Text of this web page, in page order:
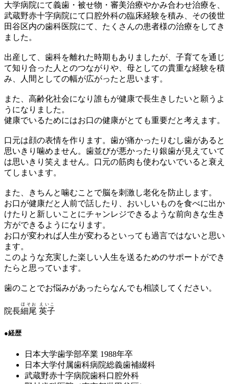
大学病院にて義歯・被せ物・審美治療やかみ合わせ治療を、
武蔵野赤十字病院にて口腔外科の臨床経験を積み、その後世
田谷区内の歯科医院にて、たくさんの患者様の治療をしてき
ました。
出産して、歯科を離れた時期もありましたが、子育てを通じ
て知り合った人とのつながりや、母としての貴重な経験を積
み、人間としての幅が広がったと思います。
また、高齢化社会になり誰もが健康で長生きしたいと願うよ
うになりました。
健康でいるためにはお口の健康がとても重要だと考えます。
口元は顔の表情を作ります。歯が痛かったりむし歯があると
思いきり噛めません。歯並びが悪かったり銀歯が見えていて
は思いきり笑えません。口元の筋肉も使わないでいると衰え
てしまいます。
また、きちんと噛むことで脳を刺激し老化を防止します。
お口が健康だと人前で話したり、おいしいものを食べに出か
けたりと新しいことにチャンレジできるような前向きな生き
方ができるようになります。
お口が変われば人生が変わるといっても過言ではないと思い
ます。
このような充実した楽しい人生を送るためのサポートができ
たらと思っています。
歯のことでお悩みがあったらなんでも相談してください。
院長細尾 英子
ほそお えいこ
●経歴
日本大学歯学部卒業 1988年卒
日本大学付属歯科病院総義歯補綴科
武蔵野赤十字病院歯科口腔外科